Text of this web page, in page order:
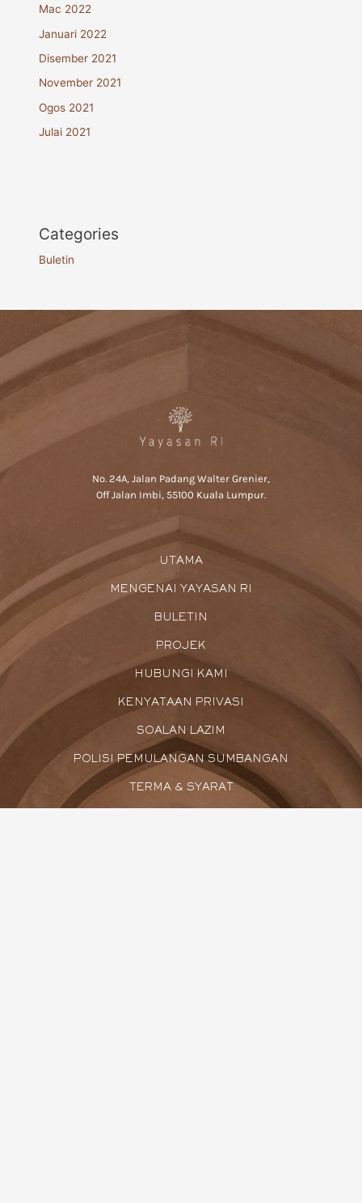
Mac 2022
Januari 2022
Disember 2021
November 2021
Ogos 2021
Julai 2021
Categories
Buletin
No. 24A, Jalan Padang Walter Grenier,
Off Jalan Imbi, 55100 Kuala Lumpur.
UTAMA
MENGENAI YAYASAN RI
BULETIN
PROJEK
HUBUNGI KAMI
KENYATAAN PRIVASI
SOALAN LAZIM
POLISI PEMULANGAN SUMBANGAN
TERMA & SYARAT